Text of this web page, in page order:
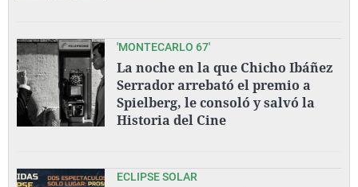
'MONTECARLO 67'
La noche en la que Chicho Ibáñez
Serrador arrebató el premio a
Spielberg, le consoló y salvó la
Historia del Cine
ECLIPSE SOLAR